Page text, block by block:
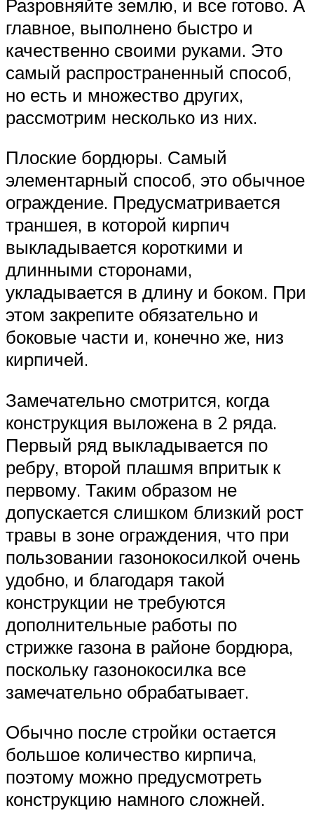
Разровняйте землю, и все готово. А
главное, выполнено быстро и
качественно своими руками. Это
самый распространенный способ,
но есть и множество других,
рассмотрим несколько из них.
Плоские бордюры. Самый
элементарный способ, это обычное
ограждение. Предусматривается
траншея, в которой кирпич
выкладывается короткими и
длинными сторонами,
укладывается в длину и боком. При
этом закрепите обязательно и
боковые части и, конечно же, низ
кирпичей.
Замечательно смотрится, когда
конструкция выложена в 2 ряда.
Первый ряд выкладывается по
ребру, второй плашмя впритык к
первому. Таким образом не
допускается слишком близкий рост
травы в зоне ограждения, что при
пользовании газонокосилкой очень
удобно, и благодаря такой
конструкции не требуются
дополнительные работы по
стрижке газона в районе бордюра,
поскольку газонокосилка все
замечательно обрабатывает.
Обычно после стройки остается
большое количество кирпича,
поэтому можно предусмотреть
конструкцию намного сложней.